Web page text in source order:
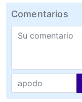
Comentarios